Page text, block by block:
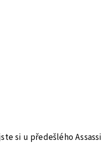
si u předešlého